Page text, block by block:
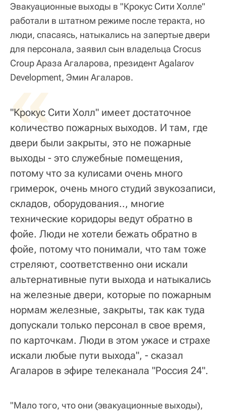
Эвакуационные выходы в "Крокус Сити Холле"
работали в штатном режиме после теракта, но
люди, спасаясь, натыкались на запертые двери
для персонала, заявил сын владельца Crocus
Croup Араза Агаларова, президент Agalarov
Development, Эмин Агаларов.
«
"Крокус Сити Холл" имеет достаточное
количество пожарных выходов. И там, где
двери были закрыты, это не пожарные
выходы - это служебные помещения,
потому что за кулисами очень много
гримерок, очень много студий звукозаписи,
складов, оборудования.., многие
технические коридоры ведут обратно в
фойе. Люди не хотели бежать обратно в
фойе, потому что понимали, что там тоже
стреляют, соответственно они искали
альтернативные пути выхода и натыкались
на железные двери, которые по пожарным
нормам железные, закрыты, так как туда
допускали только персонал в свое время,
по карточкам. Люди в этом ужасе и страхе
искали любые пути выхода", - сказал
Агаларов в эфире телеканала "Россия 24".
"Мало того, что они (эвакуационные выходы),